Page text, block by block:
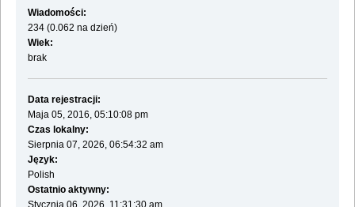
Wiadomości:
234 (0.062 na dzień)
Wiek:
brak
Data rejestracji:
Maja 05, 2016, 05:10:08 pm
Czas lokalny:
Sierpnia 07, 2026, 06:54:32 am
Język:
Polish
Ostatnio aktywny:
Stycznia 06, 2026, 11:31:30 am